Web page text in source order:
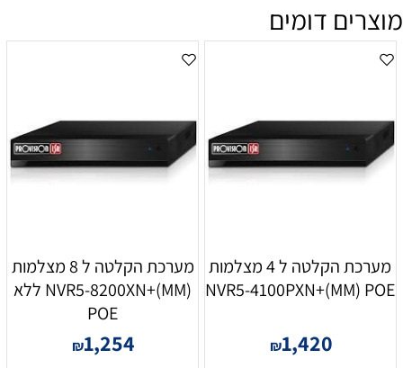
מוצרים דומים
מערכת הקלטה ל 4 מצלמות
NVR5-4100PXN+(MM) POE
₪1,420
מערכת הקלטה ל 8 מצלמות
NVR5-8200XN+(MM) ללא
POE
₪1,254